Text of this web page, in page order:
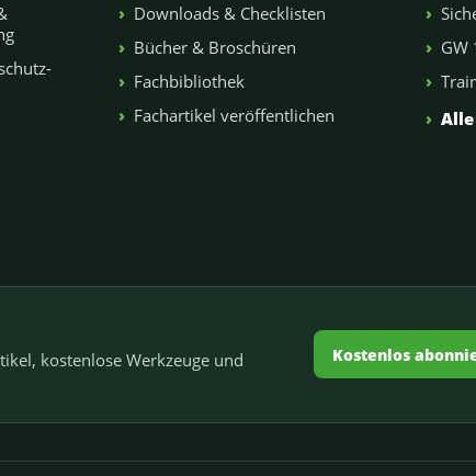
Downloads & Checklisten
Bücher & Broschüren
Fachbibliothek
Fachartikel veröffentlichen
GW
kostenlose Werkzeuge und
Kostenlos